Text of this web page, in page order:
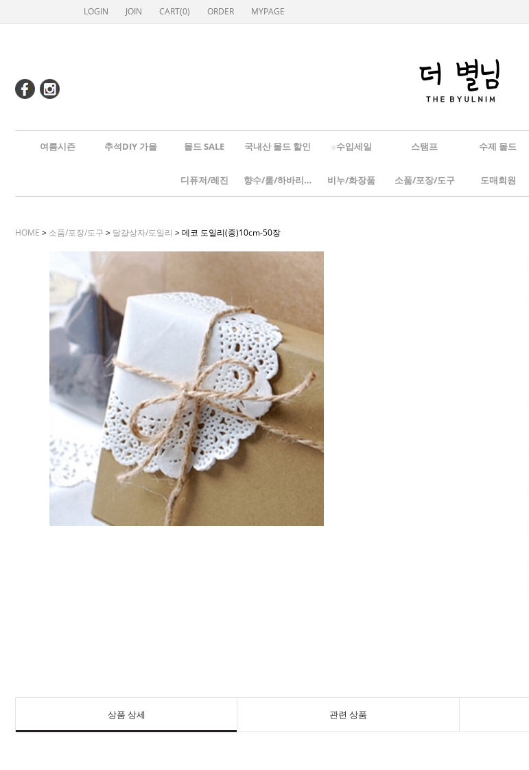
LOGIN JOIN CART(0) ORDER MYPAGE
여름시즌 추석DIY 가을 몰드 SALE 국내산 몰드 할인 ☆수입세일 스탬프 수제 몰드
디퓨저/레진 향수/룸/하바리움 비누/화장품 소품/포장/도구 도매회원
HOME > 소품/포장/도구 > 달걀상자/도일리 > 데코 도일리(중)10cm-50장
상품 상세 관련 상품